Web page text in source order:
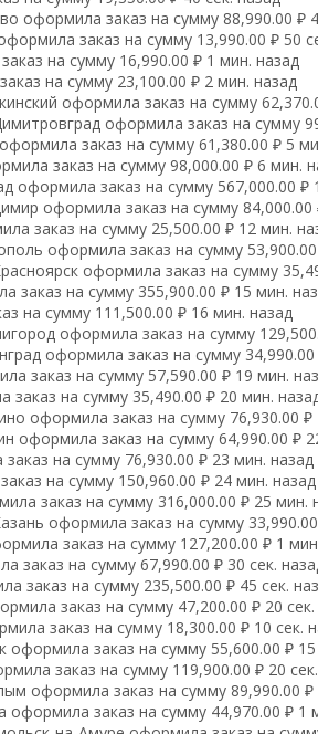
оформила заказ на сумму 88,990.00 ₽
заказ на сумму 13,990.00 ₽ 50
на сумму 16,990.00 ₽ 1 мин. назад
на сумму 23,100.00 ₽ 2 мин. назад
оформила заказ на сумму
оформила заказ на сумму
заказ на сумму 61,380.00 ₽ 5
заказ на сумму 98,000.00 ₽ 6 мин.
оформила заказ на сумму 567,000.00 ₽
оформила заказ на сумму 84,000.00
заказ на сумму 25,500.00 ₽ 12 мин.
оформила заказ на сумму
оформила заказ на сумму
заказ на сумму 355,900.00 ₽ 15 мин.
на сумму 111,500.00 ₽ 16 мин. назад
оформила заказ на сумму
оформила заказ на сумму
заказ на сумму 57,590.00 ₽ 19 мин.
заказ на сумму 35,490.00 ₽ 20 мин.
оформила заказ на сумму 76,930.00 ₽
оформила заказ на сумму 64,990.00 ₽
на сумму 76,930.00 ₽ 23 мин. назад
на сумму 150,960.00 ₽ 24 мин. назад
заказ на сумму 316,000.00 ₽ 25 мин.
оформила заказ на сумму
заказ на сумму 127,200.00 ₽ 1
заказ на сумму 67,990.00 ₽ 30 сек.
заказ на сумму 235,500.00 ₽ 45 сек.
заказ на сумму 47,200.00 ₽ 20 сек.
заказ на сумму 18,300.00 ₽ 10 сек.
оформила заказ на сумму 55,600.00 ₽ 15
заказ на сумму 119,900.00 ₽ 20
оформила заказ на сумму 89,990.00 ₽
заказ на сумму 44,970.00 ₽ 1